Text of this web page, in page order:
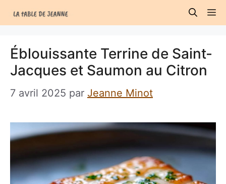
au
Éblouissante Terrine de Saint-
Jacques et Saumon au Citron
7 avril 2025 par Jeanne Minot